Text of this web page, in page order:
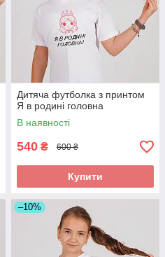
Дитяча футболка з принтом
Я в родині головна
В наявності
540 ₴ 600 ₴
Купити
–10%